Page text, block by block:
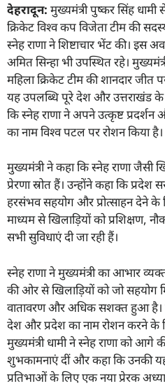
देहरादून: मुख्यमंत्री पुष्कर सिंह
क्रिकेट विश्व कप विजेता टीम की
स्नेह राणा ने शिष्टाचार भेंट की।
अमित सिन्हा भी उपस्थित रहे।
महिला क्रिकेट टीम की शानदार जीत
यह उपलब्धि पूरे देश और उत्तराखंड के
कि स्नेह राणा ने अपने उत्कृष्ट
का नाम विश्व पटल पर रोशन किया है।
मुख्यमंत्री ने कहा कि स्नेह राणा जैसी
प्रेरणा स्रोत हैं। उन्होंने कहा कि प्रदेश
हरसंभव सहयोग और प्रोत्साहन देने के
माध्यम से खिलाड़ियों को प्रशिक्षण,
सभी सुविधाएं दी जा रही हैं।
स्नेह राणा ने मुख्यमंत्री का आभार
की ओर से खिलाड़ियों को जो सहयोग
वातावरण और अधिक सशक्त हुआ है।
देश और प्रदेश का नाम रोशन करने के
मुख्यमंत्री धामी ने स्नेह राणा को आगे
शुभकामनाएं दीं और कहा कि उनकी
प्रतिभाओं के लिए एक नया प्रेरक